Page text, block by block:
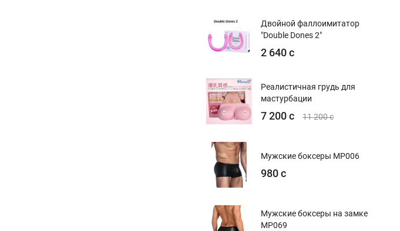
Двойной фаллоимитатор
"Double Dones 2"
2 640 с
Реалистичная грудь для
мастурбации
7 200 с 11 200 с
Мужские боксеры MP006
980 с
Мужские боксеры на замке
MP069